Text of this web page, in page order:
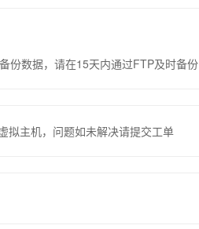
份数据，请在15天内通过FTP及时备份
拟主机，问题如未解决请提交工单